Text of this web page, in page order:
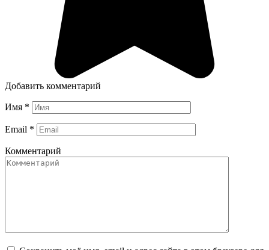
Добавить комментарий
Имя *
Email *
Комментарий